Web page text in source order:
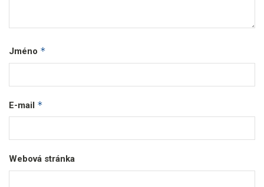
Jméno *
E-mail *
Webová stránka